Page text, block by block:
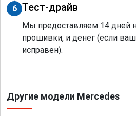
6 Тест-драйв
Мы предоставляем 14 дней
прошивки, и денег (если
исправен).
Другие модели Mercedes